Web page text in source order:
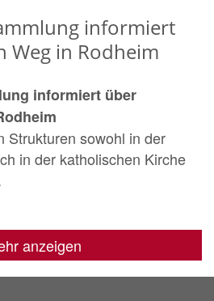
informiert
Weg in Rodheim
informiert über
Strukturen sowohl in der
in der katholischen Kirche
anzeigen